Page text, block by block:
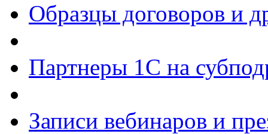
Образцы договоров и
Партнеры 1С на
Записи вебинаров и